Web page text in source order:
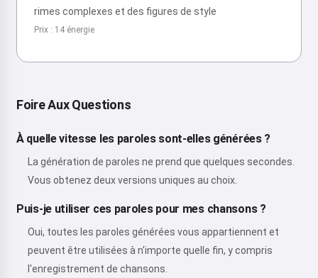
rimes complexes et des figures de style
Prix : 14 énergie
Foire Aux Questions
À quelle vitesse les paroles sont-elles générées ?
La génération de paroles ne prend que quelques secondes.
Vous obtenez deux versions uniques au choix.
Puis-je utiliser ces paroles pour mes chansons ?
Oui, toutes les paroles générées vous appartiennent et
peuvent être utilisées à n'importe quelle fin, y compris
l'enregistrement de chansons.